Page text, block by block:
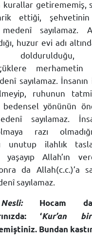
getirememiş,
ettiği,
sayılamaz.
huzur evi adı
doldurulduğu,
sayılamaz.
ruhunun
bedensel yönünün
sayılamaz.
razı
unutup ilahlık
yaşayıp Allah’ın
da Allah(c.c.)’a
sayılamaz.
Hocam
‘Kur’an
Bundan